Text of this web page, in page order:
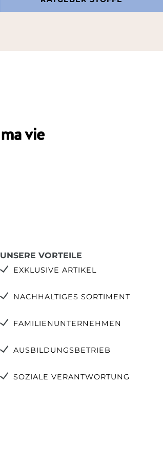
UNSERE VORTEILE
EXKLUSIVE ARTIKEL
NACHHALTIGES SORTIMENT
FAMILIENUNTERNEHMEN
AUSBILDUNGSBETRIEB
SOZIALE VERANTWORTUNG